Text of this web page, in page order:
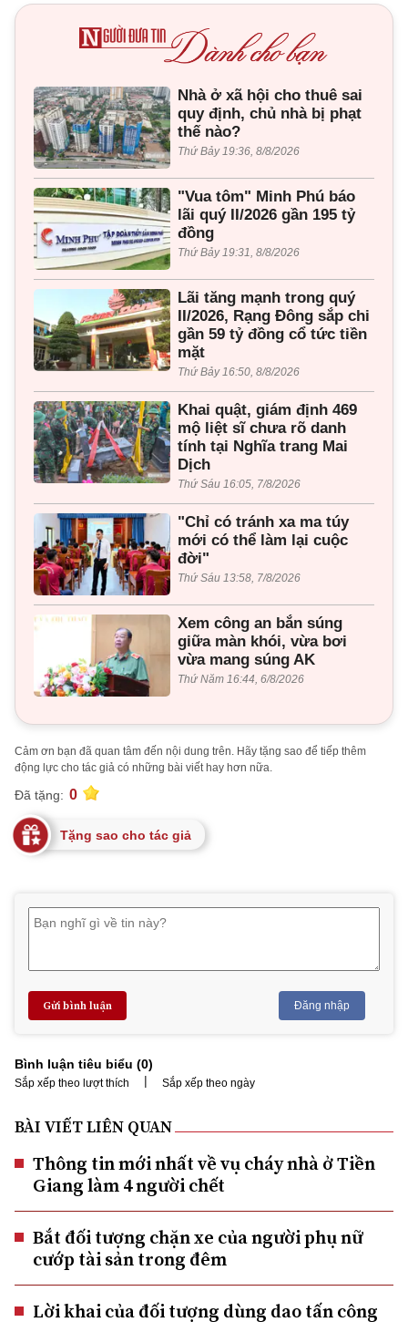
Nhà ở xã hội cho thuê sai
quy định, chủ nhà bị phạt
thế nào?
Thứ Bảy 19:36, 8/8/2026
"Vua tôm" Minh Phú báo
lãi quý II/2026 gần 195 tỷ
đồng
Thứ Bảy 19:31, 8/8/2026
Lãi tăng mạnh trong quý
II/2026, Rạng Đông sắp chi
gần 59 tỷ đồng cổ tức tiền
mặt
Thứ Bảy 16:50, 8/8/2026
Khai quật, giám định 469
mộ liệt sĩ chưa rõ danh
tính tại Nghĩa trang Mai
Dịch
Thứ Sáu 16:05, 7/8/2026
"Chỉ có tránh xa ma túy
mới có thể làm lại cuộc
đời"
Thứ Sáu 13:58, 7/8/2026
Xem công an bắn súng
giữa màn khói, vừa bơi
vừa mang súng AK
Thứ Năm 16:44, 6/8/2026
Cảm ơn bạn đã quan tâm đến nội dung trên. Hãy tặng sao để tiếp thêm
động lực cho tác giả có những bài viết hay hơn nữa.
Đã tặng: 0
Tặng sao cho tác giả
Gửi bình luận Đăng nhập
Bình luận tiêu biểu (0)
Sắp xếp theo lượt thích | Sắp xếp theo ngày
BÀI VIẾT LIÊN QUAN
Thông tin mới nhất về vụ cháy nhà ở Tiền
Giang làm 4 người chết
Bắt đối tượng chặn xe của người phụ nữ
cướp tài sản trong đêm
Lời khai của đối tượng dùng dao tấn công